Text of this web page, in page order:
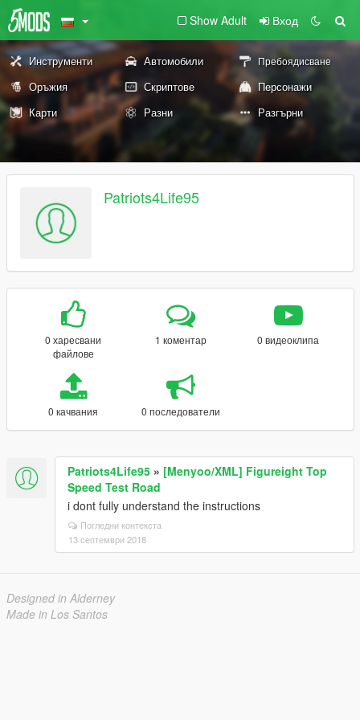
Show Adult Вход
Инструменти Автомобили Пребоядисване
Оръжия Скриптове
Персонажи
Карти
Разни Разгърни
Patriots4Life95
0 харесвани
файлове
1 коментар 0 видеоклипа
0 качвания 0 последователи
Patriots4Life95 » [Menyoo/XML] Figureight Top
Speed Test Road
i dont fully understand the instructions
Погледни контекста
13 септември 2018
Designed in Alderney
Made in Los Santos